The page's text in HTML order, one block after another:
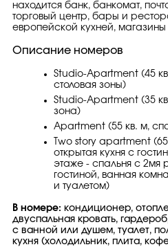
находится банк, банкомат,
торговый центр, бары и
европейской кухней,
Описание номеров
Studio-Apartment (45
столовая зоны)
Studio-Apartment (35
зона)
Apartment (55 кв. м,
Two story apartment
открытая кухня с
этаже - спальня с 2мя
гостиной, ванная
и туалетом)
В номере: кондиционер,
двуспальная кровать,
с ванной или душем, туалет,
кухня (холодильник, плита,